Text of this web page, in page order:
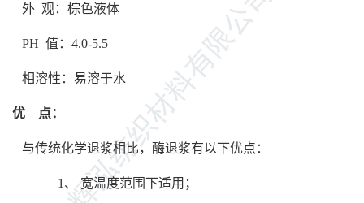
外 观：棕色液体
PH 值：4.0-5.5
相溶性：易溶于水
优 点：
与传统化学退浆相比，酶退浆有以下优点：
1、宽温度范围下适用；